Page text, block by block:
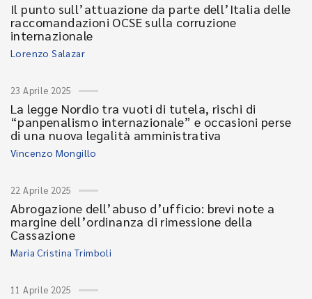
Il punto sull’attuazione da parte dell’Italia delle
raccomandazioni OCSE sulla corruzione
internazionale
Lorenzo Salazar
23 Aprile 2025
La legge Nordio tra vuoti di tutela, rischi di
“panpenalismo internazionale” e occasioni perse
di una nuova legalità amministrativa
Vincenzo Mongillo
22 Aprile 2025
Abrogazione dell’abuso d’ufficio: brevi note a
margine dell’ordinanza di rimessione della
Cassazione
Maria Cristina Trimboli
11 Aprile 2025